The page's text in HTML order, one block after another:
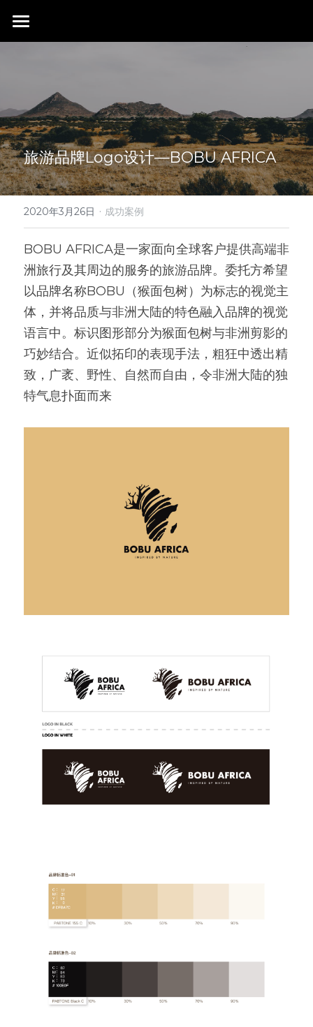
首页
同行赞誉
荣膺奖项
关于我们
联系我们
搜索
旅游品牌Logo设计—BOBU AFRICA
2020年3月26日 · 成功案例
BOBU AFRICA是一家面向全球客户提供高端非
洲旅行及其周边的服务的旅游品牌。委托方希望
以品牌名称BOBU（猴面包树）为标志的视觉主
体，并将品质与非洲大陆的特色融入品牌的视觉
语言中。标识图形部分为猴面包树与非洲剪影的
巧妙结合。近似拓印的表现手法，粗狂中透出精
致，广袤、野性、自然而自由，令非洲大陆的独
特气息扑面而来